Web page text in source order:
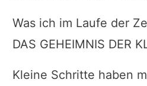
Was ich im Laufe der
DAS GEHEIMNIS DER
Kleine Schritte haben